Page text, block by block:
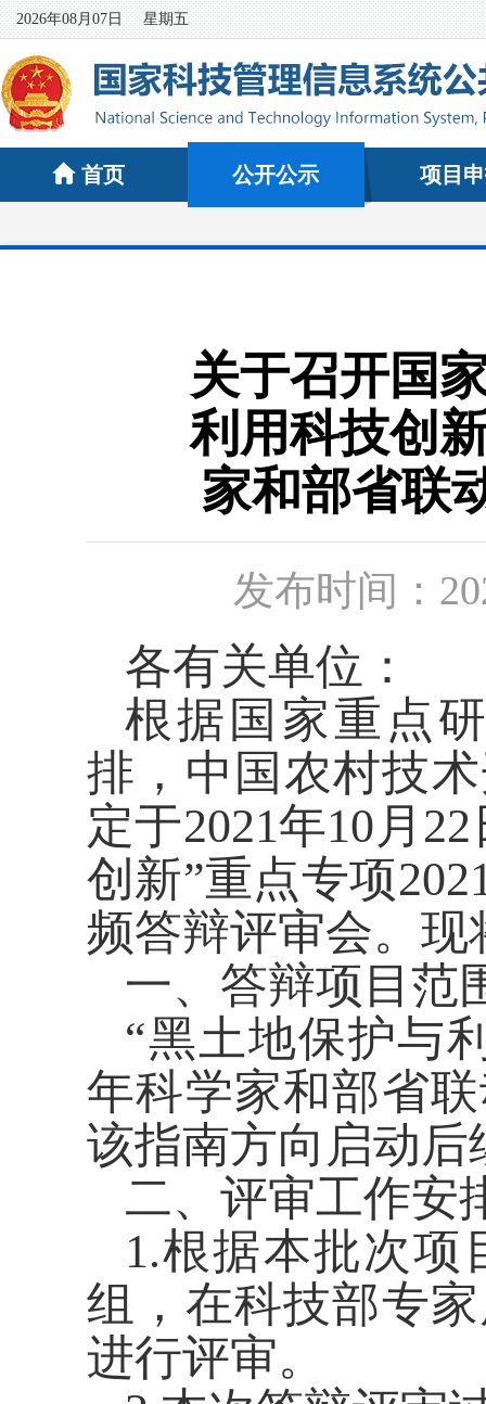
2026年08月07日 星期五
首页 公开公示 项目
关于召开国
利用科技创
家和部省联
发布时间：
各有关单位：
根据国家重点
排，中国农村技
定于2021年10月
创新”重点专项
频答辩评审会。
一、答辩项目范
“黑土地保护与
年科学家和部省
该指南方向启动
二、评审工作安
1.根据本批次
组，在科技部专
进行评审。